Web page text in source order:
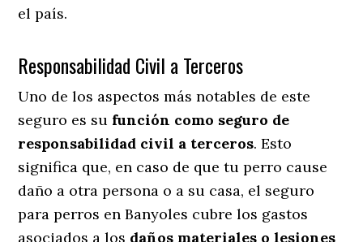
el país.
Responsabilidad Civil a Terceros
Uno de los aspectos más notables de este
seguro es su función como seguro de
responsabilidad civil a terceros. Esto
significa que, en caso de que tu perro cause
daño a otra persona o a su casa, el seguro
para perros en Banyoles cubre los gastos
asociados a los daños materiales o lesiones